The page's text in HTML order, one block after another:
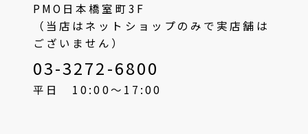
PMO日本橋室町3F
（当店はネットショップのみで実店舗は
ございません）
03-3272-6800
平日 10:00〜17:00